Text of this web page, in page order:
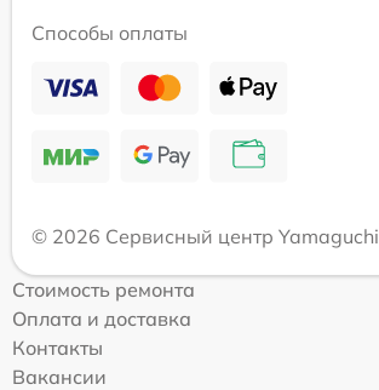
Способы оплаты
© 2026 Сервисный центр Yamaguchi
Стоимость ремонта
Оплата и доставка
Контакты
Вакансии